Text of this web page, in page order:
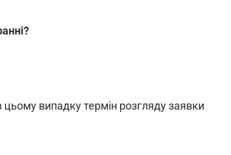
випадку термін розгляду заявки